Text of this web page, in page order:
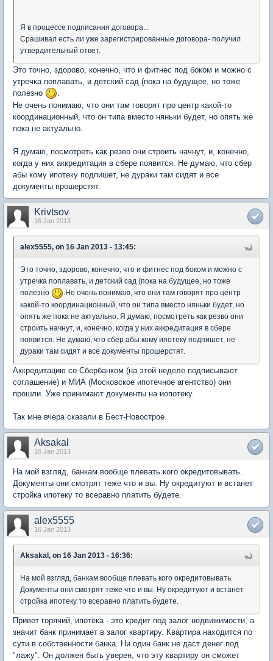
Я в процессе подписания договора...
Срашивал есть ли уже зарегистрированные договора- получил
утвердительный ответ.
Это точно, здорово, конечно, что и фитнес под боком и можно с
утречка поплавать, и детский сад (пока на будущее, но тоже
полезно
Не очень понимаю, что они там говорят про центр какой-то
координационный, что он типа вместо няньки будет, но опять же
пока не актуально.
Я думаю, посмотреть как резво они строить начнут, и, конечно,
когда у них аккредитация в сбере появится. Не думаю, что сбер
абы кому ипотеку подпишет, не дураки там сидят и все
документы прошерстят.
Krivtsov
16 Jan 2013
alex5555, on 16 Jan 2013 - 13:45:
Это точно, здорово, конечно, что и фитнес под боком и можно с
утречка поплавать, и детский сад (пока на будущее, но тоже
полезно
.Не очень понимаю, что они там говорят про центр
какой-то координационный, что он типа вместо няньки будет, но
опять же пока не актуально. Я думаю, посмотреть как резво они
строить начнут, и, конечно, когда у них аккредитация в сбере
появится. Не думаю, что сбер абы кому ипотеку подпишет, не
дураки там сидят и все документы прошерстят.
Аккредитацию со Сбербанком (на этой неделе подписывают
соглашение) и МИА (Московское ипотечное агентство) они
прошли. Уже принимают документы на иопотеку.
Так мне вчера сказали в Бест-Новострое.
Aksakal
16 Jan 2013
На мой взгляд, банкам вообще плевать кого окредитовывать.
Документы они смотрят теже что и вы. Ну окредитуют и встанет
стройка ипотеку то всеравно платить будете.
alex5555
16 Jan 2013
Aksakal, on 16 Jan 2013 - 16:36:
На мой взгляд, банкам вообще плевать кого окредитовывать.
Документы они смотрят теже что и вы. Ну окредитуют и встанет
стройка ипотеку то всеравно платить будете.
Привет горячий, ипотека - это кредит под залог недвижимости, а
значит банк принимает в залог квартиру. Квартира находится по
сути в собственности банка. Ни один банк не даст денег под
"лажу". Он должен быть уверен, что эту квартиру он сможет